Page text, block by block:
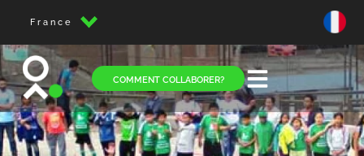
France
COMMENT COLLABORER?